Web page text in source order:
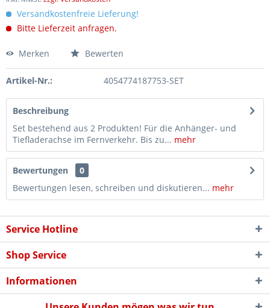
Versandkostenfreie Lieferung!
Bitte Lieferzeit anfragen.
Merken Bewerten
Artikel-Nr.: 4054774187753-SET
Beschreibung
Set bestehend aus 2 Produkten! Für die Anhänger- und
Tiefladerachse im Fernverkehr. Bis zu... mehr
Bewertungen
0
Bewertungen lesen, schreiben und diskutieren... mehr
Service Hotline
Shop Service
Informationen